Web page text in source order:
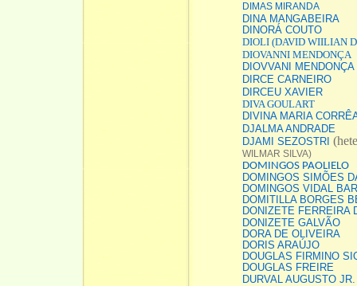
DIMAS MIRANDA
DINA MANGABEIRA
DINORÁ COUTO
DIOLI (DAVID WIILIAN
DIOVANNI MENDONÇA
DIOVVANI MENDONÇA
DIRCE CARNEIRO
DIRCEU XAVIER
DIVA GOULART
DIVINA MARIA
DJALMA ANDRADE
DJAMI SEZOSTRI
WILMAR SILVA)
DOMINGOS PAOLIELO
DOMINGOS SIMÕES
DOMINGOS VIDAL
DOMITILLA BORGES
DONIZETE FERREIRA
DONIZETE GALVÃO
DORA DE OLIVEIRA
DORIS ARAÚJO
DOUGLAS FIRMINO
DOUGLAS FREIRE
DURVAL AUGUSTO JR.